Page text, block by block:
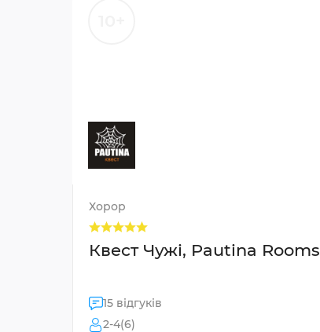
Хорор
Квест Чужі, Pautina Rooms
15 відгуків
2-4(6)